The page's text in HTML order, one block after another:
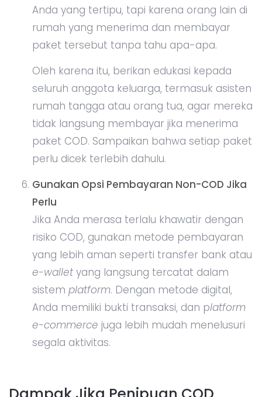
Anda yang tertipu, tapi karena orang lain di
rumah yang menerima dan membayar
paket tersebut tanpa tahu apa-apa.
Oleh karena itu, berikan edukasi kepada
seluruh anggota keluarga, termasuk asisten
rumah tangga atau orang tua, agar mereka
tidak langsung membayar jika menerima
paket COD. Sampaikan bahwa setiap paket
perlu dicek terlebih dahulu.
Gunakan Opsi Pembayaran Non-COD Jika
Perlu
Jika Anda merasa terlalu khawatir dengan
risiko COD, gunakan metode pembayaran
yang lebih aman seperti transfer bank atau
e-wallet yang langsung tercatat dalam
sistem platform. Dengan metode digital,
Anda memiliki bukti transaksi, dan platform
e-commerce juga lebih mudah menelusuri
segala aktivitas.